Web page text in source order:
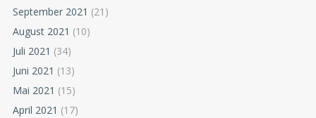
September 2021 (21)
August 2021 (10)
Juli 2021 (34)
Juni 2021 (13)
Mai 2021 (15)
April 2021 (17)